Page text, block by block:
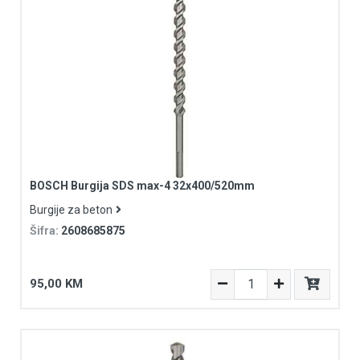
BOSCH Burgija SDS max-4 32x400/520mm
Burgije za beton
Šifra: 2608685875
95,00 KM